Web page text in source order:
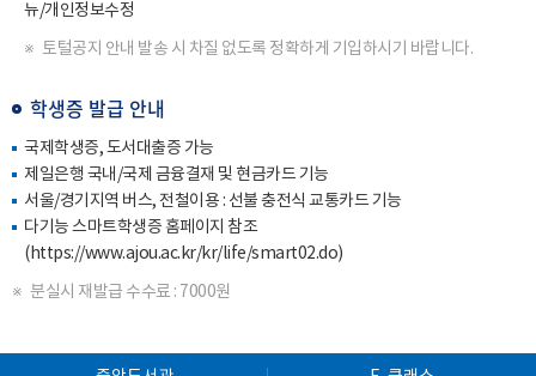
뉴/개인정보수정
토털공지 안내 발송 시 차질 없도록 정확하게 기입하시기 바랍니다.
학생증 발급 안내
국제학생증, 도서대출증 가능
제일은행 국내/국제 금융결재 및 현금카드 기능
서울/경기지역 버스, 전철이용 : 선불 충전식 교통카드 기능
다기능 스마트학생증 홈페이지 참조
(https://www.ajou.ac.kr/kr/life/smart02.do)
분실시 재발급 수수료 : 7000원